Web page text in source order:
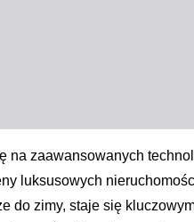
na zaawansowanych
luksusowych
do zimy, staje się